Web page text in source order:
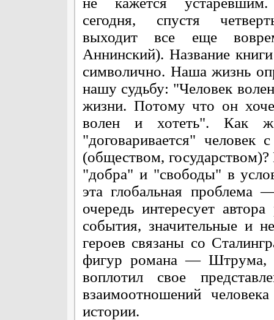
сегодня, спустя
выходит все еще
Аннинский). Название
символично. Наша жизнь
нашу судьбу: "Человек
жизни. Потому что он
волен и хотеть". Как
"договаривается" человек
(обществом,
"добра" и "свободы" в
эта глобальная
очередь интересует
события, значительные и
героев связаны со
фигур романа — Штрума,
воплотил свое
взаимоотношений
истории.